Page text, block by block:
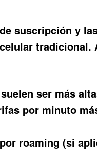
suscripción y
ser más
por minuto
roaming (si